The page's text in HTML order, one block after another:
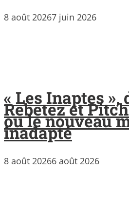
8 août 20267 juin 2026
« Les Inaptes »,
Rebetez et
ou le nouveau
inadapté
8 août 20266 août 2026